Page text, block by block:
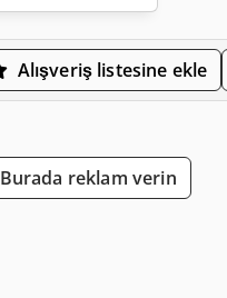
Alışveriş listesine ekle
Burada reklam verin